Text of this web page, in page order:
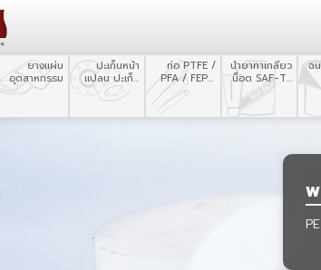
ยางแผ่น
อุตสาหกรรม
ปะเก็นหน้า
แปลน ปะเก็น
ท่อ PTFE /
PFA / FEP /
Silicone
น้ำยาทาเกลียว
น็อต SAF-T-
ฉ